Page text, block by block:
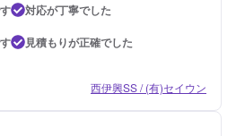
対応が丁寧でした
見積もりが正確でした
西伊興SS / (有)セイウン